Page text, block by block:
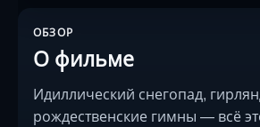
ОБЗОР
О фильме
Идиллический снегопад,
рождественские гимны — всё